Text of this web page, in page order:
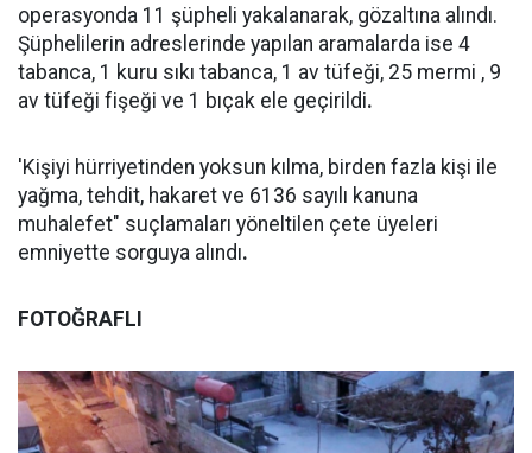
operasyonda 11 şüpheli yakalanarak, gözaltına alındı.
Şüphelilerin adreslerinde yapılan aramalarda ise 4
tabanca, 1 kuru sıkı tabanca, 1 av tüfeği, 25 mermi , 9
av tüfeği fişeği ve 1 bıçak ele geçirildi.
'Kişiyi hürriyetinden yoksun kılma, birden fazla kişi ile
yağma, tehdit, hakaret ve 6136 sayılı kanuna
muhalefet" suçlamaları yöneltilen çete üyeleri
emniyette sorguya alındı.
FOTOĞRAFLI